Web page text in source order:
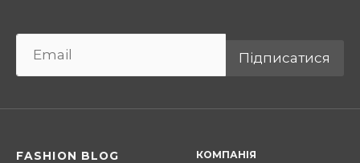
Підписатися
FASHION BLOG КОМПАНІЯ